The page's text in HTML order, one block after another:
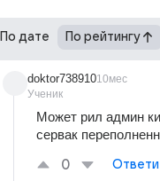
По дате По рейтингу
doktor738910
Ученик
10мес
Может рил админ
сервак
0